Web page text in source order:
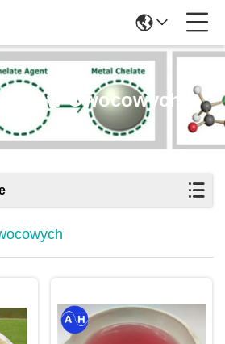
Owocowych